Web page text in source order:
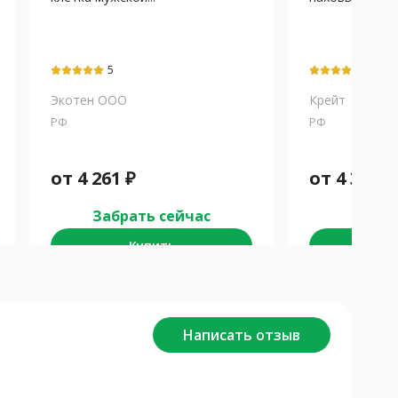
5
Экотен ООО
РФ
от 4 261 ₽
Забрать сейчас
Купить
Крейт
РФ
от 4 321
Написать отзыв